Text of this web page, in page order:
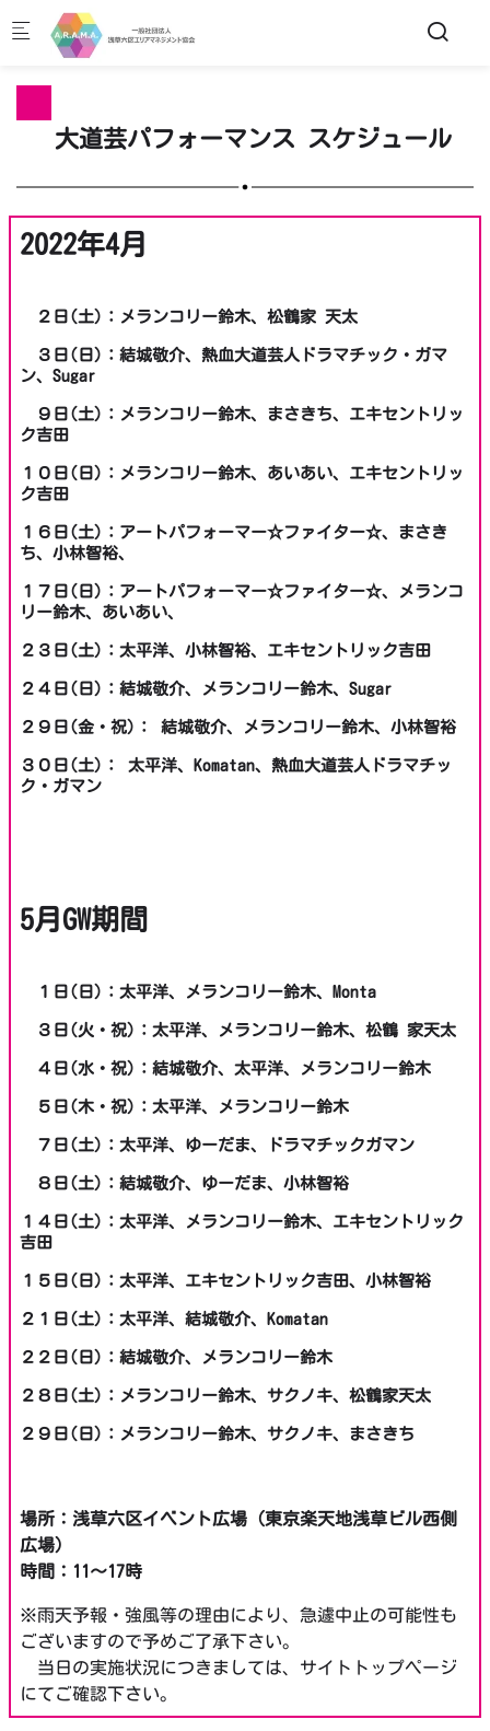
Skip to main content
大道芸パフォーマンス スケジュール
2022年4月
２日(土)：メランコリー鈴木、松鶴家 天太
３日(日)：結城敬介、熱血大道芸人ドラマチック・ガマ
ン、Sugar
９日(土)：メランコリー鈴木、まさきち、エキセントリッ
ク吉田
１０日(日)：メランコリー鈴木、あいあい、エキセントリッ
ク吉田
１６日(土)：アートパフォーマー☆ファイター☆、まさき
ち、小林智裕、
１７日(日)：アートパフォーマー☆ファイター☆、メランコ
リー鈴木、あいあい、
２３日(土)：太平洋、小林智裕、エキセントリック吉田
２４日(日)：結城敬介、メランコリー鈴木、Sugar
２９日(金・祝)： 結城敬介、メランコリー鈴木、小林智裕
３０日(土)： 太平洋、Komatan、熱血大道芸人ドラマチッ
ク・ガマン
5月GW期間
１日(日)：太平洋、メランコリー鈴木、Monta
３日(火・祝)：太平洋、メランコリー鈴木、松鶴 家天太
４日(水・祝)：結城敬介、太平洋、メランコリー鈴木
５日(木・祝)：太平洋、メランコリー鈴木
７日(土)：太平洋、ゆーだま、ドラマチックガマン
８日(土)：結城敬介、ゆーだま、小林智裕
１４日(土)：太平洋、メランコリー鈴木、エキセントリック
吉田
１５日(日)：太平洋、エキセントリック吉田、小林智裕
２１日(土)：太平洋、結城敬介、Komatan
２２日(日)：結城敬介、メランコリー鈴木
２８日(土)：メランコリー鈴木、サクノキ、松鶴家天太
２９日(日)：メランコリー鈴木、サクノキ、まさきち
場所：浅草六区イベント広場（東京楽天地浅草ビル西側
広場）
時間：11～17時
※雨天予報・強風等の理由により、急遽中止の可能性も
ございますので予めご了承下さい。
当日の実施状況につきましては、サイトトップページ
にてご確認下さい。